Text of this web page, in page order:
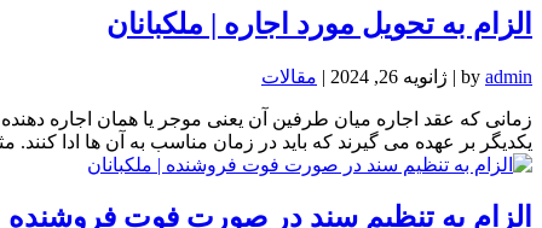
الزام به تحویل مورد اجاره | ملکبانان
by admin
| ژانویه 26, 2024 | مقالات
زمانی که عقد اجاره میان طرفین آن یعنی موجر یا همان اجاره
یکدیگر بر عهده می گیرند که باید در زمان مناسب به آن ها ادا کنند.
الزام به تنظیم سند در صورت فوت فروشنده |